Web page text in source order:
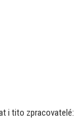
i tito zpracovatelé: